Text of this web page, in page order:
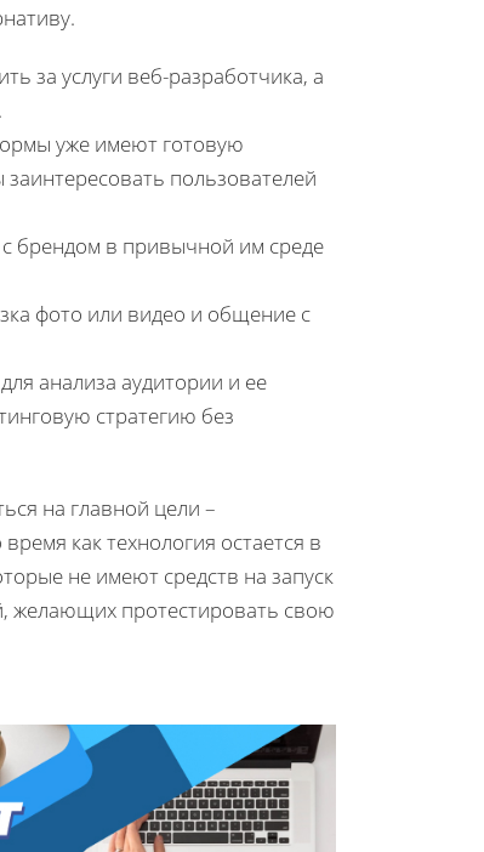
за услуги веб-разработчика, а
уже имеют готовую
пользователей
брендом в привычной им среде
фото или видео и общение с
анализа аудитории и ее
стратегию без
на главной цели –
как технология остается в
не имеют средств на запуск
желающих протестировать свою